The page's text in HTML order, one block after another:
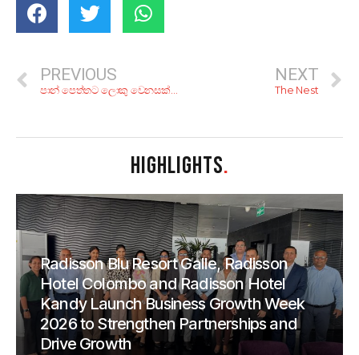
PREVIOUS
පාන් පෙත්තට ලොකු වෙනසක්! ලේසියෙන්ම හදාගන්න කියාපු සුපිරි පාන් කෑම 6ක්
NEXT
The Nest
HIGHLIGHTS.
Radisson Blu Resort Galle, Radisson
Hotel Colombo and Radisson Hotel
Kandy Launch Business Growth Week
2026 to Strengthen Partnerships and
Drive Growth